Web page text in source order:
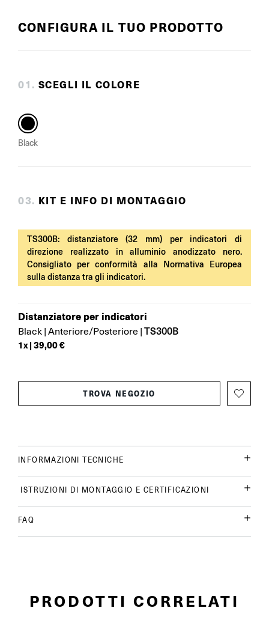
CONFIGURA IL TUO PRODOTTO
01 . SCEGLI IL COLORE
Black
03. KIT E INFO DI MONTAGGIO
TS300B: distanziatore (32 mm) per indicatori di
direzione realizzato in alluminio anodizzato nero.
Consigliato per conformità alla Normativa Europea
sulla distanza tra gli indicatori.
Distanziatore per indicatori
Black | Anteriore/Posteriore | TS300B
1x | 39,00 €
TROVA NEGOZIO
INFORMAZIONI TECNICHE
ISTRUZIONI DI MONTAGGIO E CERTIFICAZIONI
FAQ
PRODOTTI CORRELATI